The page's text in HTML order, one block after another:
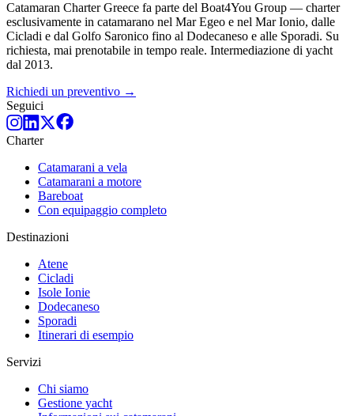
Catamaran Charter Greece fa parte del Boat4You Group — charter
esclusivamente in catamarano nel Mar Egeo e nel Mar Ionio, dalle
Cicladi e dal Golfo Saronico fino al Dodecaneso e alle Sporadi. Su
richiesta, mai prenotabile in tempo reale. Intermediazione di yacht
dal 2013.
Richiedi un preventivo →
Seguici
Charter
Catamarani a vela
Catamarani a motore
Bareboat
Con equipaggio completo
Destinazioni
Atene
Cicladi
Isole Ionie
Dodecaneso
Sporadi
Itinerari di esempio
Servizi
Chi siamo
Gestione yacht